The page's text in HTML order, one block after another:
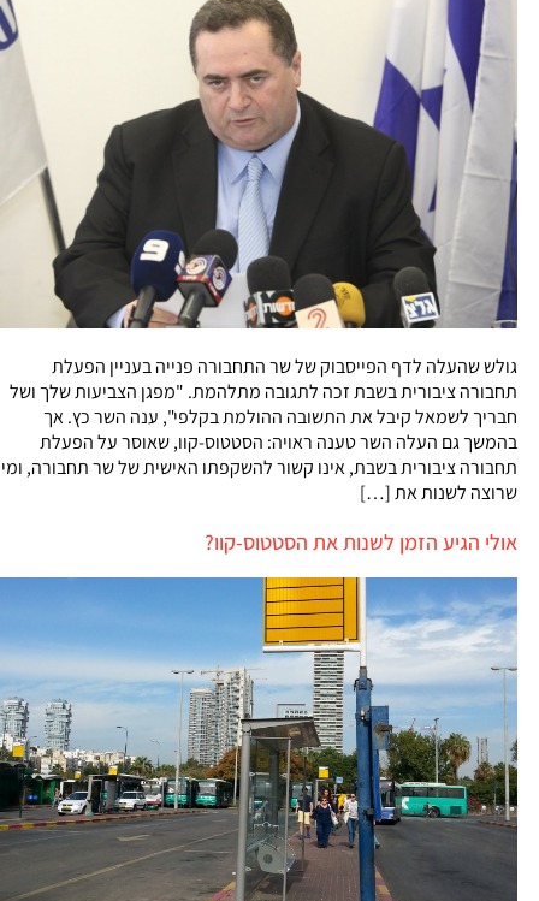
גולש שהעלה לדף הפייסבוק של שר התחבורה פנייה בעניין הפעלת
תחבורה ציבורית בשבת זכה לתגובה מתלהמת. "מפגן הצביעות שלך ושל
חבריך לשמאל קיבל את התשובה ההולמת בקלפי", ענה השר כץ. אך
בהמשך גם העלה השר טענה ראויה: הסטטוס-קוו, שאוסר על הפעלת
תחבורה ציבורית בשבת, אינו קשור להשקפתו האישית של שר תחבורה, ומי
שרוצה לשנות את […]
אולי הגיע הזמן לשנות את הסטטוס-קוו?